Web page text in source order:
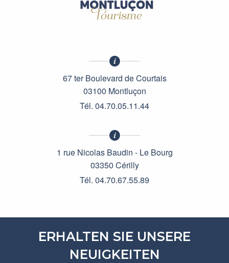
67 ter Boulevard de Courtais
03100 Montluçon
Tél. 04.70.05.11.44
1 rue Nicolas Baudin - Le Bourg
03350 Cérilly
Tél. 04.70.67.55.89
ERHALTEN SIE UNSERE
NEUIGKEITEN